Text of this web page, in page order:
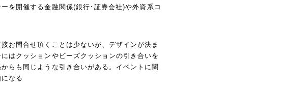
を開催する金融関係(銀行･証券会社)や外資系コ
お問合せ頂くことは少ないが、デザインが決ま
はクッションやビーズクッションの引き合いを
らも同じような引き合いがある。イベントに関
なる